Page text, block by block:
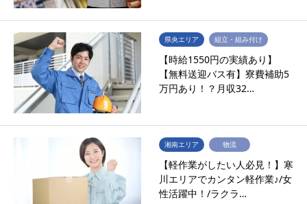
県央エリア 組立・組み付け
【時給1550円の実績あり】
【無料送迎バス有】寮費補助5
万円あり！？月収32…
湘南エリア 物流
【軽作業がしたい人必見！】寒
川エリアでカンタン軽作業♪/女
性活躍中！/ラクラ…